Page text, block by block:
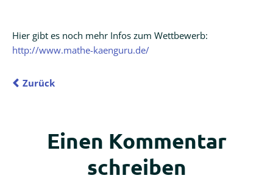
Hier gibt es noch mehr Infos zum Wettbewerb:
http://www.mathe-kaenguru.de/
Zurück
Einen Kommentar
schreiben